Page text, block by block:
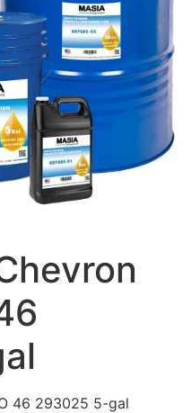
46 293025 5-gal